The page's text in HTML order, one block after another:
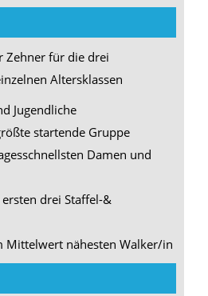
Zehner für die drei
Altersklassen
Jugendliche
startende Gruppe
Damen und
drei Staffel-&
Mittelwert nähesten Walker/in